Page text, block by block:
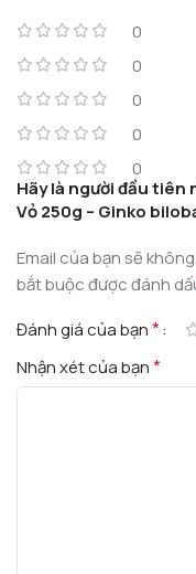
0
0
0
0
0
Hãy là người đầu tiên
Vỏ 250g – Ginko
Email của bạn sẽ
bắt buộc được đánh
Đánh giá của bạn*
Nhận xét của bạn*